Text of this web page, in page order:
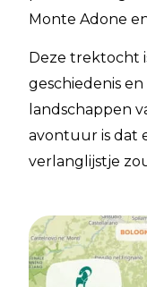
Monte Adone
Deze trektocht
geschiedenis
landschappen
avontuur is dat
verlanglijstje